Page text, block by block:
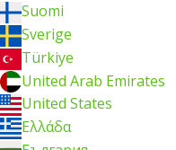
Suomi
Sverige
Türkiye
United Arab Emirates
United States
Ελλάδα